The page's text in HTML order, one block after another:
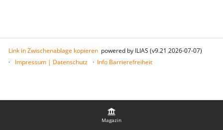
Magazin
Link in Zwischenablage kopieren powered by ILIAS (v9.21 2026-07-07)
Impressum | Datenschutz
Info Barrierefreiheit